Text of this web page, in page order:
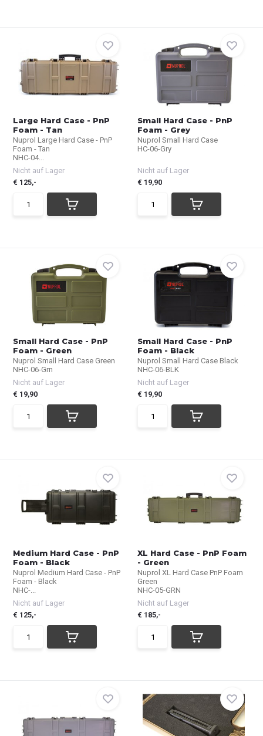
Large Hard Case - PnP
Foam - Tan
Nuprol Large Hard Case - PnP
Foam - Tan
NHC-04...
Nicht auf Lager
€ 125,-
Small Hard Case - PnP
Foam - Grey
Nuprol Small Hard Case
HC-06-Gry
Nicht auf Lager
€ 19,90
Small Hard Case - PnP
Foam - Green
Nuprol Small Hard Case Green
NHC-06-Grn
Nicht auf Lager
€ 19,90
Small Hard Case - PnP
Foam - Black
Nuprol Small Hard Case Black
NHC-06-BLK
Nicht auf Lager
€ 19,90
Medium Hard Case - PnP
Foam - Black
Nuprol Medium Hard Case - PnP
Foam - Black
NHC-...
Nicht auf Lager
€ 125,-
XL Hard Case - PnP Foam
- Green
Nuprol XL Hard Case PnP Foam
Green
NHC-05-GRN
Nicht auf Lager
€ 185,-